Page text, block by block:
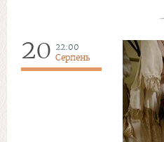
20 22:00
Серпень